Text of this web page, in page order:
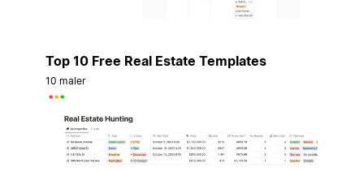
Top 10 Free Real Estate Templates
10 maler